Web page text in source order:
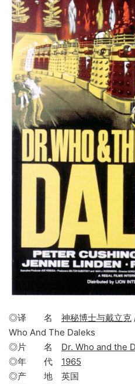
◎译 名 神秘博士与戴立克
Who And The Daleks
◎片 名 Dr. Who and the
◎年 代 1965
◎产 地 英国